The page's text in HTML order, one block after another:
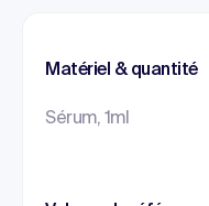
Matériel & quantité
Sérum, 1ml